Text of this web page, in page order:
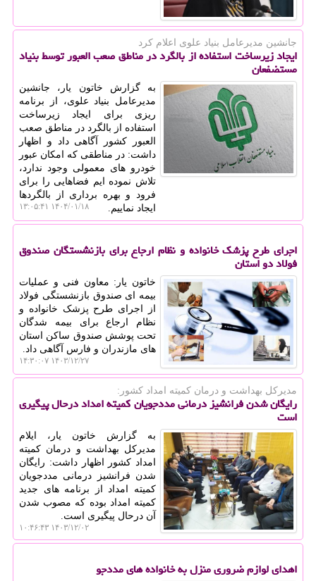
جانشین مدیرعامل بنیاد علوی اعلام كرد
ایجاد زیرساخت استفاده از بالگرد در مناطق صعب العبور توسط بنیاد
مستضفعان
به گزارش خاتون یار، جانشین
مدیرعامل بنیاد علوی، از برنامه
ریزی برای ایجاد زیرساخت
استفاده از بالگرد در مناطق صعب
العبور کشور آگاهی داد و اظهار
داشت: در مناطقی که امکان عبور
خودرو های معمولی وجود ندارد،
تلاش نموده ایم فضاهایی را برای
فرود و بهره برداری از بالگردها
ایجاد نماییم.
۱۴۰۴/۰۱/۱۸ ۱۳:۰۵:۴۱
اجرای طرح پزشک خانواده و نظام ارجاع برای بازنشستگان صندوق
فولاد دو استان
خاتون یار: معاون فنی و عملیات
بیمه ای صندوق بازنشستگی فولاد
از اجرای طرح پزشک خانواده و
نظام ارجاع برای بیمه شدگان
تحت پوشش صندوق ساکن استان
های مازندران و فارس آگاهی داد.
۱۴۰۳/۱۲/۲۷ ۱۴:۳۰:۰۷
مدیركل بهداشت و درمان كمیته امداد كشور:
رایگان شدن فرانشیز درمانی مددجویان کمیته امداد درحال پیگیری
است
به گزارش خاتون یار، ایلام
مدیرکل بهداشت و درمان کمیته
امداد کشور اظهار داشت: رایگان
شدن فرانشیز درمانی مددجویان
کمیته امداد از برنامه های جدید
کمیته امداد بوده که مصوب شدن
آن درحال پیگیری است.
۱۴۰۳/۱۲/۰۲ ۱۰:۴۶:۴۳
اهدای لوازم ضروری منزل به خانواده های مددجو